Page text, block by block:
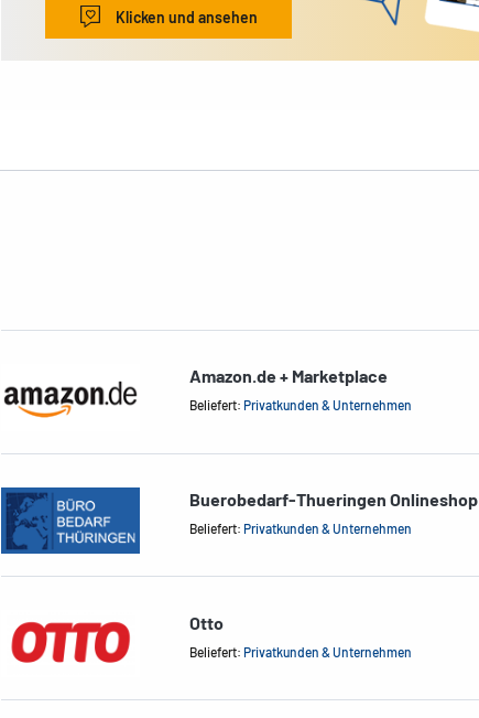
Klicken und ansehen
Amazon.de + Marketplace
Beliefert: Privatkunden & Unternehmen
Buerobedarf-Thueringen Onlineshop
Beliefert: Privatkunden & Unternehmen
Otto
Beliefert: Privatkunden & Unternehmen